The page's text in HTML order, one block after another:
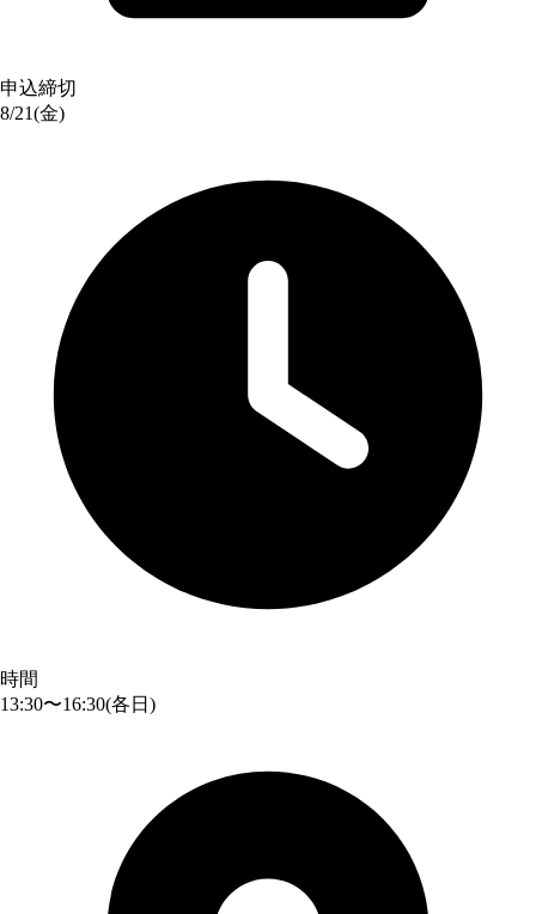
申込締切
8/21(金)
時間
13:30〜16:30(各日)